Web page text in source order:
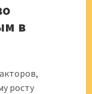
в
росту